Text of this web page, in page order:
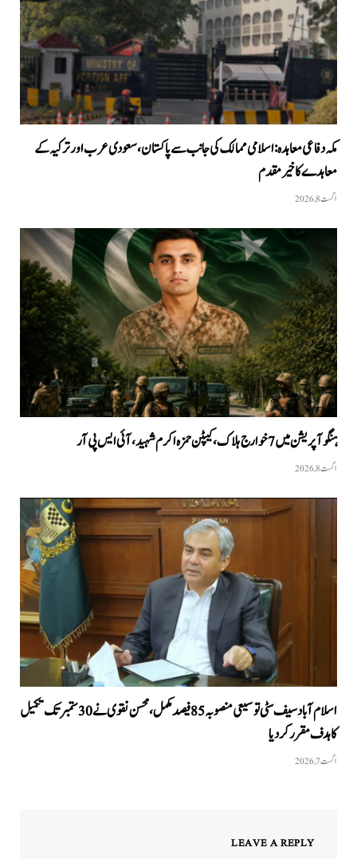
مکہ دفاعی معاہدہ: اسلامی ممالک کی جانب سے پاکستان، سعودی عرب اور ترکیہ کے
معاہدے کا خیرمقدم
اگست 8, 2026
ہنگو آپریشن میں 7 خوارج ہلاک، کیپٹن حمزہ اکرم شہید، آئی ایس پی آر
اگست 8, 2026
اسلام آباد سیف سٹی توسیعی منصوبہ 85 فیصد مکمل، محسن نقوی نے 30 ستمبر تک تکمیل
کا ہدف مقرر کر دیا
اگست 7, 2026
LEAVE A REPLY